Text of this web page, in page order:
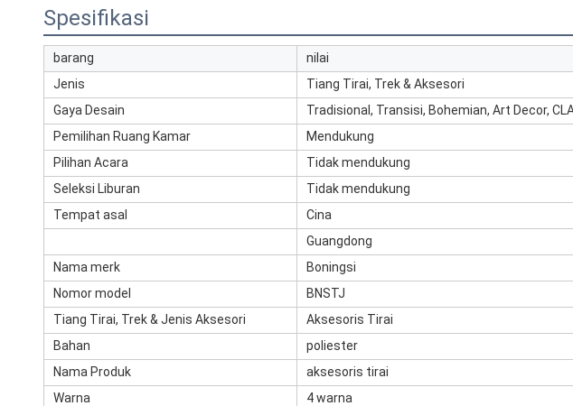
Spesifikasi
barang
nilai
Jenis
Tiang Tirai, Trek & Aksesori
Gaya Desain
Tradisional, Transisi, Bohemian, Art Decor,
Pemilihan Ruang Kamar
Mendukung
Pilihan Acara
Tidak mendukung
Seleksi Liburan
Tidak mendukung
Tempat asal
Cina
Guangdong
Nama merk
Boningsi
Nomor model
BNSTJ
Tiang Tirai, Trek & Jenis Aksesori
Aksesoris Tirai
Bahan
poliester
Nama Produk
aksesoris tirai
Warna
4 warna